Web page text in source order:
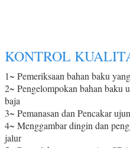
KONTROL
1~ Pemeriksaan bahan baku
2~ Pengelompokan bahan baku
baja
3~ Pemanasan dan Pencakar
4~ Menggambar dingin dan
jalur